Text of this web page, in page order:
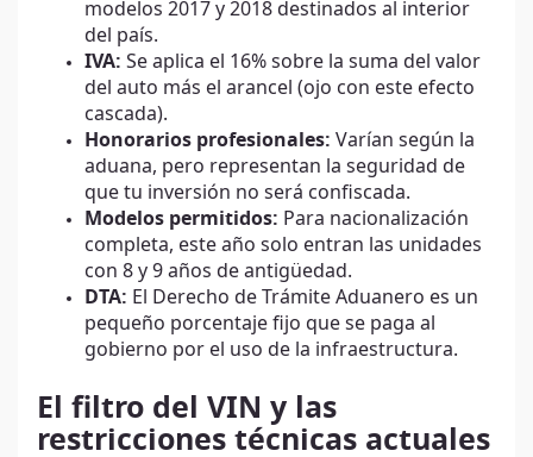
modelos 2017 y 2018 destinados al interior
del país.
IVA: Se aplica el 16% sobre la suma del valor
del auto más el arancel (ojo con este efecto
cascada).
Honorarios profesionales: Varían según la
aduana, pero representan la seguridad de
que tu inversión no será confiscada.
Modelos permitidos: Para nacionalización
completa, este año solo entran las unidades
con 8 y 9 años de antigüedad.
DTA: El Derecho de Trámite Aduanero es un
pequeño porcentaje fijo que se paga al
gobierno por el uso de la infraestructura.
El filtro del VIN y las
restricciones técnicas actuales